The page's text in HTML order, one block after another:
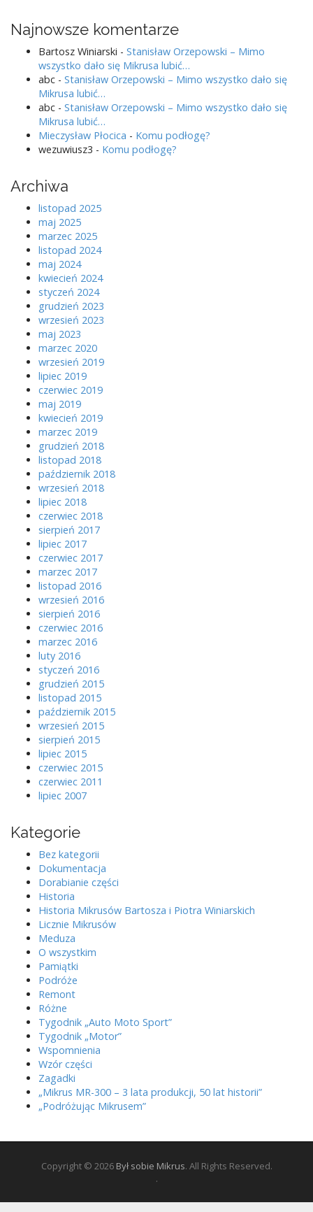
Najnowsze komentarze
Bartosz Winiarski - Stanisław Orzepowski – Mimo
wszystko dało się Mikrusa lubić…
abc - Stanisław Orzepowski – Mimo wszystko dało się
Mikrusa lubić…
abc - Stanisław Orzepowski – Mimo wszystko dało się
Mikrusa lubić…
Mieczysław Płocica - Komu podłogę?
wezuwiusz3 - Komu podłogę?
Archiwa
listopad 2025
maj 2025
marzec 2025
listopad 2024
maj 2024
kwiecień 2024
styczeń 2024
grudzień 2023
wrzesień 2023
maj 2023
marzec 2020
wrzesień 2019
lipiec 2019
czerwiec 2019
maj 2019
kwiecień 2019
marzec 2019
grudzień 2018
listopad 2018
październik 2018
wrzesień 2018
lipiec 2018
czerwiec 2018
sierpień 2017
lipiec 2017
czerwiec 2017
marzec 2017
listopad 2016
wrzesień 2016
sierpień 2016
czerwiec 2016
marzec 2016
luty 2016
styczeń 2016
grudzień 2015
listopad 2015
październik 2015
wrzesień 2015
sierpień 2015
lipiec 2015
czerwiec 2015
czerwiec 2011
lipiec 2007
Kategorie
Bez kategorii
Dokumentacja
Dorabianie części
Historia
Historia Mikrusów Bartosza i Piotra Winiarskich
Licznie Mikrusów
Meduza
O wszystkim
Pamiątki
Podróże
Remont
Różne
Tygodnik „Auto Moto Sport”
Tygodnik „Motor”
Wspomnienia
Wzór części
Zagadki
„Mikrus MR-300 – 3 lata produkcji, 50 lat historii”
„Podróżując Mikrusem”
Copyright © 2026 Był sobie Mikrus. All Rights Reserved.
.